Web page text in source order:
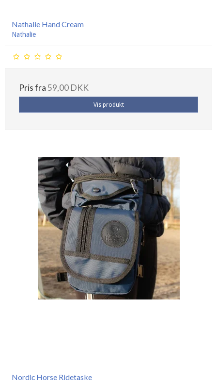
Nathalie Hand Cream
Nathalie
Pris fra59,00 DKK
Vis produkt
Nordic Horse Ridetaske